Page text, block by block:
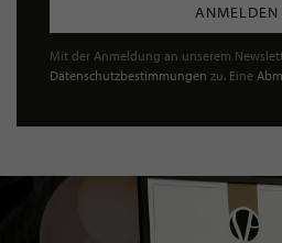
ANMELDEN
Mit der Anmeldung an unserem
Datenschutzbestimmungen zu. Eine